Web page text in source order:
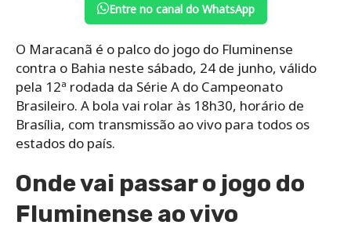
Entre no canal do WhatsApp
O Maracanã é o palco do jogo do Fluminense
contra o Bahia neste sábado, 24 de junho, válido
pela 12ª rodada da Série A do Campeonato
Brasileiro. A bola vai rolar às 18h30, horário de
Brasília, com transmissão ao vivo para todos os
estados do país.
Onde vai passar o jogo do
Fluminense ao vivo